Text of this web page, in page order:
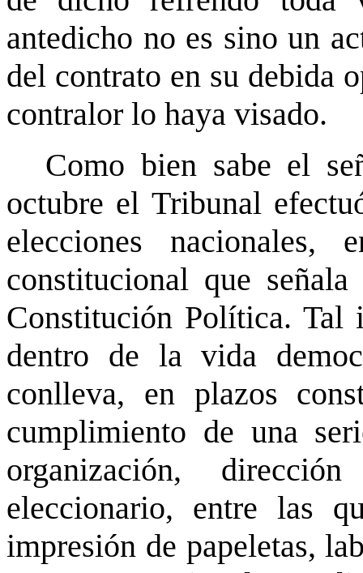
antedicho no es sino un
del contrato en su debida
contralor lo haya visado.
Como bien sabe el
octubre el Tribunal
elecciones nacionales,
constitucional que
Constitución Política. Tal
dentro de la vida
conlleva, en plazos
cumplimiento de una
organización,
eleccionario, entre las
impresión de papeletas,